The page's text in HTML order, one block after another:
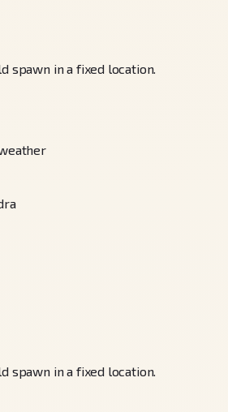
spawn in a fixed location.
spawn in a fixed location.